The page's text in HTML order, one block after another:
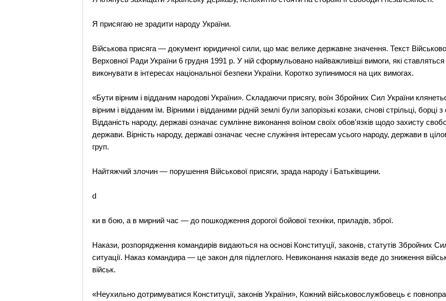
Я присягаю не зрадити народу України.
Військова присяга — документ юридичної сили, що має велике державне значення. Текст
Верховної Ради України 6 грудня 1991 р. У ній сформульовано найважливіші вимоги, які ставляться
виконувати в інтересах національної безпеки України. Коротко зупинимося на цих вимогах.
«Бути вірним і відданим народові України». Складаючи присягу, воїн Збройних Сил України
вірним і відданим їм. Вірними і відданими рідній землі були запорізькі козаки, січові стрільці,
Відданість народу, державі означає сумлінне виконання воїном своїх обов'язків щодо захисту
держави. Вірність народу, державі означає чесне служіння інтересам усього народу, держави в
груп.
Найтяжчий злочин — порушення Військової присяги, зрада народу і Батьківщини.
d
ки в бою, а в мирний час — до пошкодження дорогої бойової техніки, приладів, зброї.
Накази, розпорядження командирів видаються на основі Конституції, законів, статутів Збройних
ситуації. Наказ командира — це закон для підлеглого. Невиконання наказів веде до зниження
військ.
«Неухильно дотримуватися Конституції, законів України», Кожний військовослужбовець є